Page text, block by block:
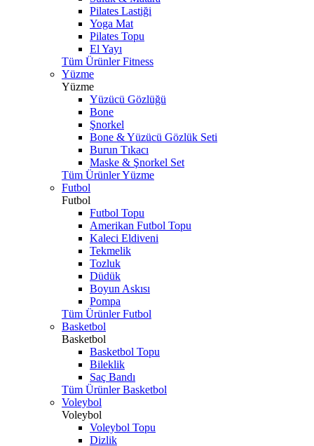
Pilates Lastiği
Yoga Mat
Pilates Topu
El Yayı
Tüm Ürünler Fitness
Yüzme
Yüzme
Yüzücü Gözlüğü
Bone
Şnorkel
Bone & Yüzücü Gözlük Seti
Burun Tıkacı
Maske & Şnorkel Set
Tüm Ürünler Yüzme
Futbol
Futbol
Futbol Topu
Amerikan Futbol Topu
Kaleci Eldiveni
Tekmelik
Tozluk
Düdük
Boyun Askısı
Pompa
Tüm Ürünler Futbol
Basketbol
Basketbol
Basketbol Topu
Bileklik
Saç Bandı
Tüm Ürünler Basketbol
Voleybol
Voleybol
Voleybol Topu
Dizlik